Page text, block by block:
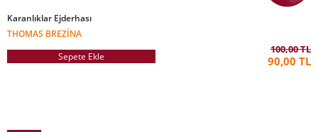
Karanlıklar Ejderhası
THOMAS BREZINA
Sepete Ekle
100,00 TL
90,00 TL